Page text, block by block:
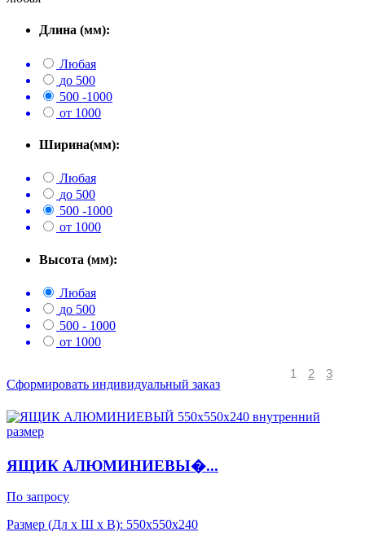
Длина (мм):
Любая
до 500
500 -1000
от 1000
Ширина(мм):
Любая
до 500
500 -1000
от 1000
Высота (мм):
Любая
до 500
500 - 1000
от 1000
1 2 3
Сформировать индивидуальный заказ
ЯЩИК АЛЮМИНИЕВЫ�...
По запросу
Размер (Дл x Ш x В): 550x550x240